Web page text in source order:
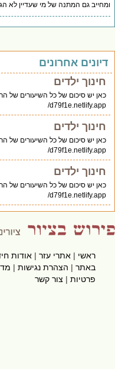
גם המתנה של מי שעדיין לא הגיע
אחרונים
חינוך ילדים
d79f1e.netlify.app/
חינוך ילדים
d79f1e.netlify.app/
חינוך ילדים
d79f1e.netlify.app/
ראשי|אתרי עזר|אודות
באתר|הצהרת נגישות|
פרטיות|צור קשר